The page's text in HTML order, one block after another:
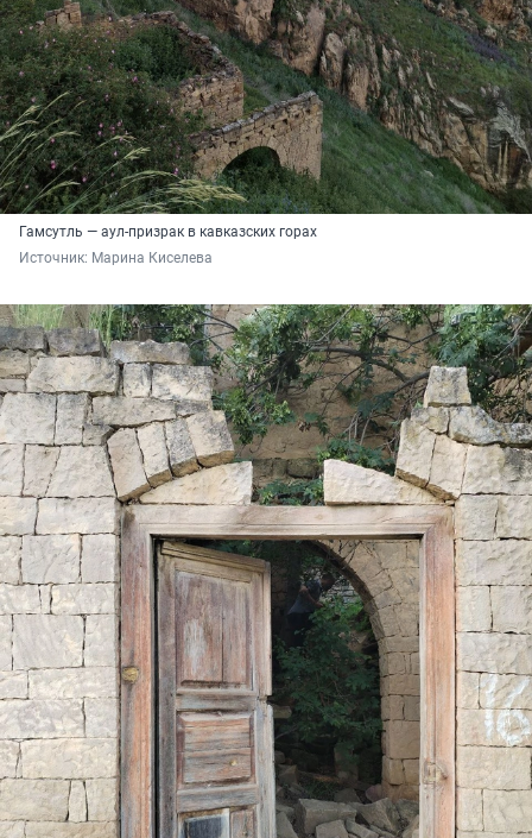
Гамсутль — аул-призрак в кавказских горах
Источник: Марина Киселева